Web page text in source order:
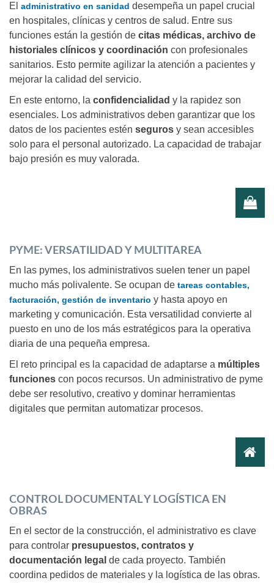
El administrativo en sanidad desempeña un papel crucial
en hospitales, clínicas y centros de salud. Entre sus
funciones están la gestión de citas médicas, archivo de
historiales clínicos y coordinación con profesionales
sanitarios. Esto permite agilizar la atención a pacientes y
mejorar la calidad del servicio.
En este entorno, la confidencialidad y la rapidez son
esenciales. Los administrativos deben garantizar que los
datos de los pacientes estén seguros y sean accesibles
solo para el personal autorizado. La capacidad de trabajar
bajo presión es muy valorada.
PYME: VERSATILIDAD Y MULTITAREA
En las pymes, los administrativos suelen tener un papel
mucho más polivalente. Se ocupan de tareas contables,
facturación, gestión de inventario y hasta apoyo en
marketing y comunicación. Esta versatilidad convierte al
puesto en uno de los más estratégicos para la operativa
diaria de una pequeña empresa.
El reto principal es la capacidad de adaptarse a múltiples
funciones con pocos recursos. Un administrativo de pyme
debe ser resolutivo, creativo y dominar herramientas
digitales que permitan automatizar procesos.
CONTROL DOCUMENTAL Y LOGÍSTICA EN
OBRAS
En el sector de la construcción, el administrativo es clave
para controlar presupuestos, contratos y
documentación legal de cada proyecto. También
coordina pedidos de materiales y la logística de las obras.